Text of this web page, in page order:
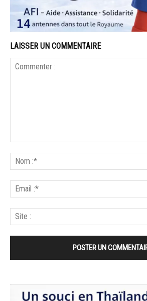
LAISSER UN COMMENTAIRE